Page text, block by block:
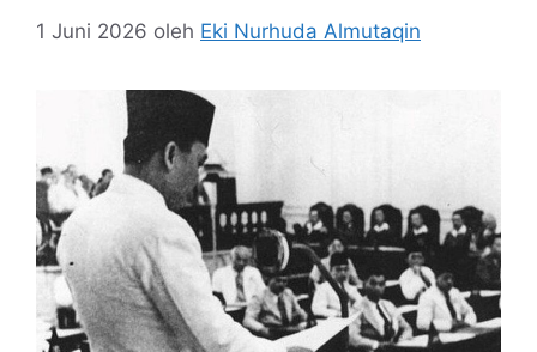
1 Juni 2026 oleh Eki Nurhuda Almutaqin